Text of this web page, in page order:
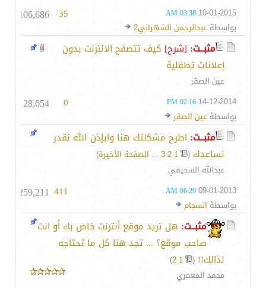
10-01-2015
03:38 AM
بواسطة عبدالرحمن الشهراني2
35
106,686
مثبــت: [شرح] كيف تتصفح الانترنت بدون
إعلانات تطفلية
عين الصقر
14-12-2014
02:16 PM
بواسطة عين الصقر
0
28,654
مثبــت: اطرح مشكلتك هنا وابإذن الله نقدر
نساعدك (
1
2
3
... الصفحة الأخيرة)
عبدالله السحيمي
09-01-2013
06:29 AM
بواسطة انسجام
411
259,211
مثبــت: هل تريد موقع أنترنت خاص بك أو انت
صاحب موقع؟ ... تجد هنا كل ما تحتاجه
لذالك!! (
1
2
)
محمد المعمري